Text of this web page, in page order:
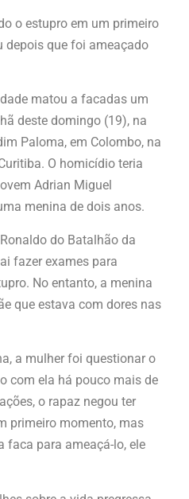
o estupro em um primeiro
depois que foi ameaçado
matou a facadas um
deste domingo (19), na
Paloma, em Colombo, na
O homicídio teria
Adrian Miguel
menina de dois anos.
do Batalhão da
fazer exames para
No entanto, a menina
que estava com dores nas
a mulher foi questionar o
com ela há pouco mais de
o rapaz negou ter
primeiro momento, mas
faca para ameaçá-lo, ele